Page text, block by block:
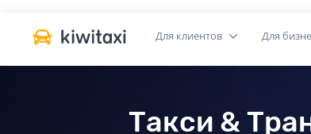
Для клиентов Для
Такси &